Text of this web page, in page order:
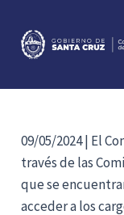
contenido
09/05/2024 | El
través de las
que se
acceder a los